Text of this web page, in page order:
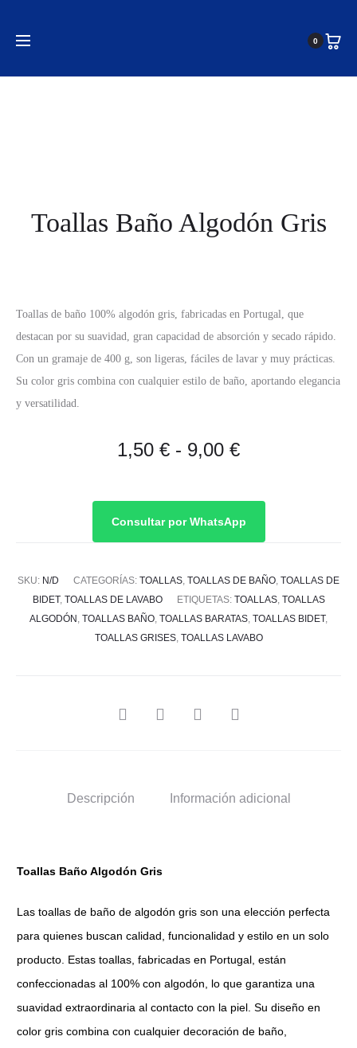
0
Toallas Baño Algodón Gris
Toallas de baño 100% algodón gris, fabricadas en Portugal, que
destacan por su suavidad, gran capacidad de absorción y secado rápido.
Con un gramaje de 400 g, son ligeras, fáciles de lavar y muy prácticas.
Su color gris combina con cualquier estilo de baño, aportando elegancia
y versatilidad.
1,50 € - 9,00 €Rango
precios:
1,50 €
hasta
Consultar por WhatsApp
SKU: N/D CATEGORÍAS: TOALLAS, TOALLAS DE BAÑO, TOALLAS DE
BIDET, TOALLAS DE LAVABO ETIQUETAS: TOALLAS, TOALLAS
ALGODÓN , TOALLAS BAÑO, TOALLAS BARATAS, TOALLAS BIDET,
TOALLAS GRISES, TOALLAS LAVABO
SHARE
Descripción Información adicional
Toallas Baño Algodón Gris
Las toallas de baño de algodón gris son una elección perfecta
para quienes buscan calidad, funcionalidad y estilo en un solo
producto. Estas toallas, fabricadas en Portugal, están
confeccionadas al 100% con algodón, lo que garantiza una
suavidad extraordinaria al contacto con la piel. Su diseño en
color gris combina con cualquier decoración de baño,